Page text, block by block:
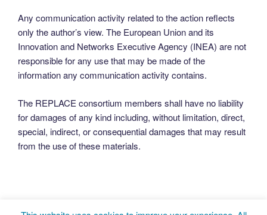
Any communication activity related to the action reflects
only the author’s view. The European Union and its
Innovation and Networks Executive Agency (INEA) are not
responsible for any use that may be made of the
information any communication activity contains.
The REPLACE consortium members shall have no liability
for damages of any kind including, without limitation, direct,
special, indirect, or consequential damages that may result
from the use of these materials.